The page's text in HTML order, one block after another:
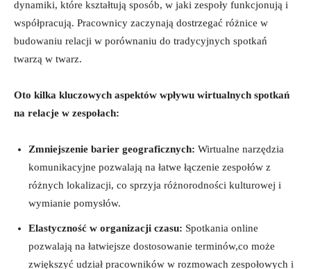
‌dynamiki, które kształtują ⁣sposób, w jaki zespoły funkcjonują i
współpracują. Pracownicy zaczynają dostrzegać różnice w
budowaniu relacji w porównaniu do tradycyjnych spotkań
twarzą w twarz.
Oto kilka kluczowych aspektów wpływu wirtualnych spotkań⁢
na relacje w​ zespołach:
Zmniejszenie barier geograficznych: Wirtualne narzędzia
komunikacyjne pozwalają na łatwe łączenie zespołów z
różnych lokalizacji, ‍co sprzyja różnorodności kulturowej i
wymianie pomysłów.
Elastyczność w organizacji czasu: Spotkania online
pozwalają na łatwiejsze dostosowanie terminów,co⁤ może
‍zwiększyć udział pracowników w rozmowach zespołowych i